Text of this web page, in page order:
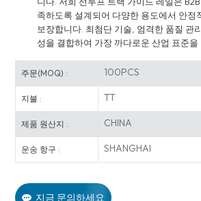
족하도록 설계되어 다양한 용도에서 안정
보장합니다. 최첨단 기술, 엄격한 품질 관
성을 결합하여 가장 까다로운 산업 표준을
주문(MOQ) : 100PCS
지불 : TT
제품 원산지 : CHINA
운송 항구 : SHANGHAI
지금 문의하세요